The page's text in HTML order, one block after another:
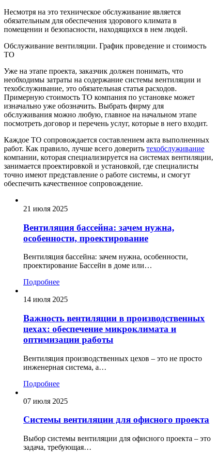
Несмотря на это техническое обслуживание является
обязательным для обеспечения здорового климата в
помещении и безопасности, находящихся в нем людей.
Обслуживание вентиляции. График проведение и стоимость
ТО
Уже на этапе проекта, заказчик должен понимать, что
необходимы затраты на содержание системы вентиляции и
техобслуживание, это обязательная статья расходов.
Примерную стоимость ТО компания по установке может
изначально уже обозначить. Выбрать фирму для
обслуживания можно любую, главное на начальном этапе
посмотреть договор и перечень услуг, которые в него входит.
Каждое ТО сопровождается составлением акта выполненных
работ. Как правило, лучше всего доверить техобслуживание
компании, которая специализируется на системах вентиляции,
занимается проектировкой и установкой, где специалисты
точно имеют представление о работе системы, и смогут
обеспечить качественное сопровождение.
21 июля 2025
Вентиляция бассейна: зачем нужна,
особенности, проектирование
Вентиляция бассейна: зачем нужна, особенности,
проектирование Бассейн в доме или…
Подробнее
14 июля 2025
Важность вентиляции в производственных
цехах: обеспечение микроклимата и
оптимизации работы
Вентиляция производственных цехов – это не просто
инженерная система, а…
Подробнее
07 июля 2025
Системы вентиляции для офисного проекта
Выбор системы вентиляции для офисного проекта – это
задача, требующая…